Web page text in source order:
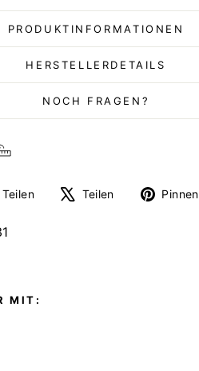
PRODUKTINFORMATIONEN
HERSTELLERDETAILS
NOCH FRAGEN?
Teilen
Auf
Teilen
Auf
Pinnen
MIT: